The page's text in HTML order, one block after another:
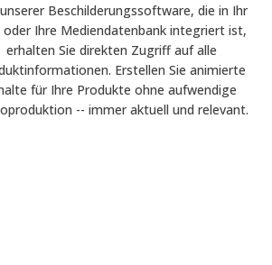
Beschilderungssoftware, die in Ihr
oder Ihre Mediendatenbank integriert ist,
erhalten Sie direkten Zugriff auf alle
Erstellen Sie animierte
für Ihre Produkte ohne aufwendige
-- immer aktuell und relevant.